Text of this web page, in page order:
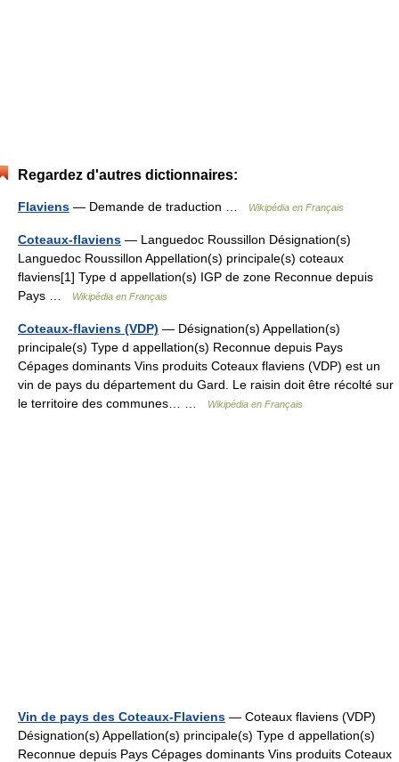
Regardez d'autres dictionnaires:
Flaviens — Demande de traduction … Wikipédia en Français
Coteaux-flaviens — Languedoc Roussillon Désignation(s)
Languedoc Roussillon Appellation(s) principale(s) coteaux
flaviens[1] Type d appellation(s) IGP de zone Reconnue depuis
Pays …
Wikipédia en Français
Coteaux-flaviens (VDP) — Désignation(s) Appellation(s)
principale(s) Type d appellation(s) Reconnue depuis Pays
Cépages dominants Vins produits Coteaux flaviens (VDP) est un
vin de pays du département du Gard. Le raisin doit être récolté sur
le territoire des communes… …
Wikipédia en Français
Vin de pays des Coteaux-Flaviens — Coteaux flaviens (VDP)
Désignation(s) Appellation(s) principale(s) Type d appellation(s)
Reconnue depuis Pays Cépages dominants Vins produits Coteaux